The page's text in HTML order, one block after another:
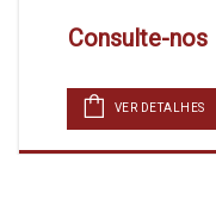
Consulte-nos
VER DETALHES